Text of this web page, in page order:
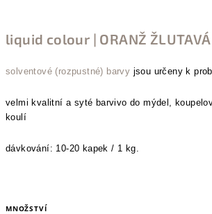
liquid colour | ORANŽ ŽLUTAVÁ
solventové (rozpustné) barvy jsou určeny k
velmi kvalitní a syté barvivo domýdel,
koulí
dávkování: 10-20 kapek / 1 kg.
MNOŽSTVÍ